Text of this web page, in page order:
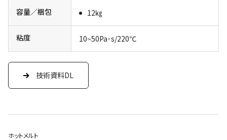
容量／梱包 12㎏
粘度 10~50Pa･s/220℃
技術資料DL
ホットメルト